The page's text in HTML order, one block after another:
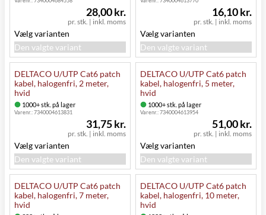
pr. stk. | inkl. moms
28,00 kr.
Vælg varianten
Den valgte variant
pr. stk. | inkl. moms
16,10 kr.
Vælg varianten
Den valgte variant
DELTACO U/UTP Cat6 patch
kabel, halogenfri, 2 meter,
hvid
1000+ stk. på lager
Varenr.:7340004613831
pr. stk. | inkl. moms
31,75 kr.
Vælg varianten
Den valgte variant
DELTACO U/UTP Cat6 patch
kabel, halogenfri, 5 meter,
hvid
1000+ stk. på lager
Varenr.:7340004613954
pr. stk. | inkl. moms
51,00 kr.
Vælg varianten
Den valgte variant
DELTACO U/UTP Cat6 patch
kabel, halogenfri, 7 meter,
hvid
DELTACO U/UTP Cat6 patch
kabel, halogenfri, 10 meter,
hvid